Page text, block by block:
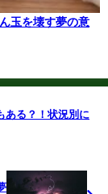
玉を壊す夢の意
ある？！状況別に